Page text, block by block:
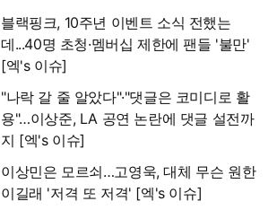
블랙핑크, 10주년 이벤트 소식 전했는
데...40명 초청·멤버십 제한에 팬들 '불만'
[엑's 이슈]
"나락 갈 줄 알았다"·"댓글은 코미디로 활
용"…이상준, LA 공연 논란에 댓글 설전까
지 [엑's 이슈]
이상민은 모르쇠…고영욱, 대체 무슨 원한
이길래 '저격 또 저격' [엑's 이슈]